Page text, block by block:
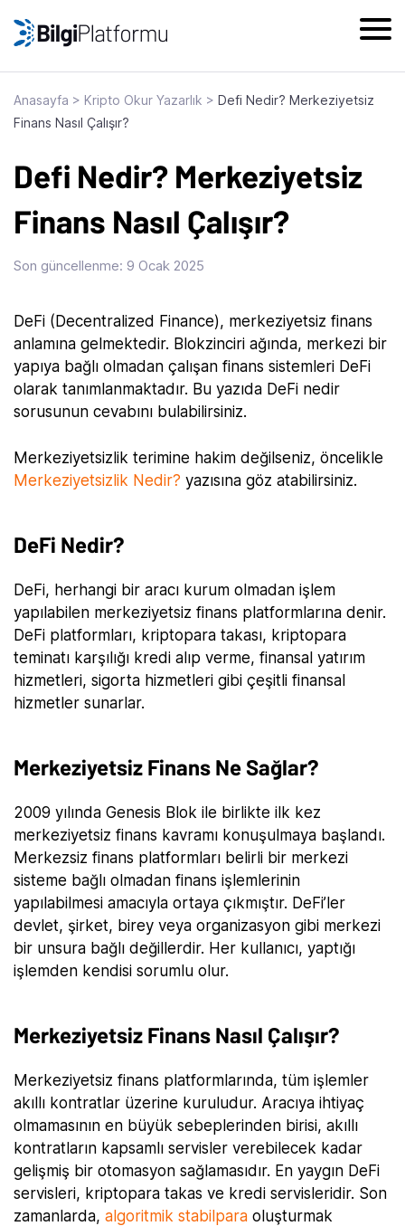
Anasayfa > Kripto Okur Yazarlık > Defi Nedir? Merkeziyetsiz
Finans Nasıl Çalışır?
Defi Nedir? Merkeziyetsiz
Finans Nasıl Çalışır?
Son güncellenme: 9 Ocak 2025
DeFi (Decentralized Finance), merkeziyetsiz finans
anlamına gelmektedir. Blokzinciri ağında, merkezi bir
yapıya bağlı olmadan çalışan finans sistemleri DeFi
olarak tanımlanmaktadır. Bu yazıda DeFi nedir
sorusunun cevabını bulabilirsiniz.
Merkeziyetsizlik terimine hakim değilseniz, öncelikle
Merkeziyetsizlik Nedir? yazısına göz atabilirsiniz.
DeFi Nedir?
DeFi, herhangi bir aracı kurum olmadan işlem
yapılabilen merkeziyetsiz finans platformlarına denir.
DeFi platformları, kriptopara takası, kriptopara
teminatı karşılığı kredi alıp verme, finansal yatırım
hizmetleri, sigorta hizmetleri gibi çeşitli finansal
hizmetler sunarlar.
Merkeziyetsiz Finans Ne Sağlar?
2009 yılında Genesis Blok ile birlikte ilk kez
merkeziyetsiz finans kavramı konuşulmaya başlandı.
Merkezsiz finans platformları belirli bir merkezi
sisteme bağlı olmadan finans işlemlerinin
yapılabilmesi amacıyla ortaya çıkmıştır. DeFi’ler
devlet, şirket, birey veya organizasyon gibi merkezi
bir unsura bağlı değillerdir. Her kullanıcı, yaptığı
işlemden kendisi sorumlu olur.
Merkeziyetsiz Finans Nasıl Çalışır?
Merkeziyetsiz finans platformlarında, tüm işlemler
akıllı kontratlar üzerine kuruludur. Aracıya ihtiyaç
olmamasının en büyük sebeplerinden birisi, akıllı
kontratların kapsamlı servisler verebilecek kadar
gelişmiş bir otomasyon sağlamasıdır. En yaygın DeFi
servisleri, kriptopara takas ve kredi servisleridir. Son
zamanlarda, algoritmik stabilpara oluşturmak